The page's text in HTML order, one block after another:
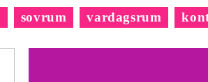
sovrum vardagsrum